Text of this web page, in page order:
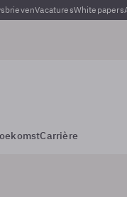
VacaturesWhitepapers
Carrière